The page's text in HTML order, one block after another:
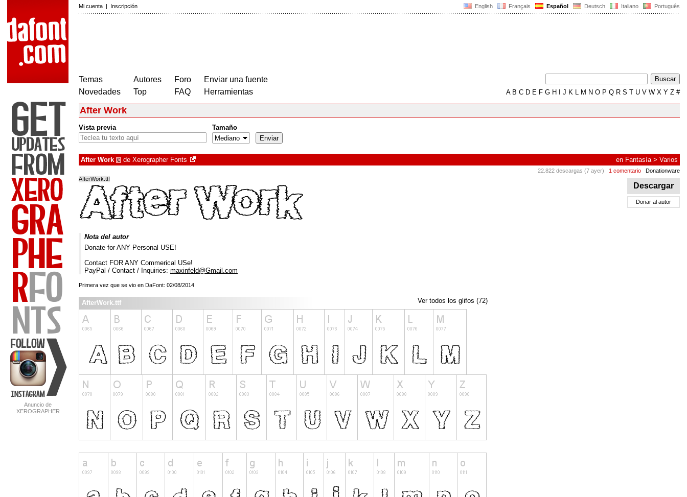
English Français Español Deutsch Italiano Português
Mi cuenta | Inscripción
Temas
Novedades
Autores
Top
Foro
FAQ
Enviar una fuente
Herramientas
AB C D E F G H J K L M N O P Q R S T U V W X Y Z #
Anuncio de
XEROGRAPHER
After Work
Vista previa Tamaño
After Work € de Xerographer Fonts en Fantasía> Varios
22.822 descargas (7 ayer) 1 comentario Donationware
Descargar
Donar al autor
AfterWork.ttf
Nota del autor
Donate for ANY Personal USE!
Contact FOR ANY Commerical USe!
PayPal / Contact / Inquiries: maxinfeld@Gmail.com
Primera vez que se vio en DaFont: 02/08/2014
Ver todos los glifos (72)
AfterWork.ttf